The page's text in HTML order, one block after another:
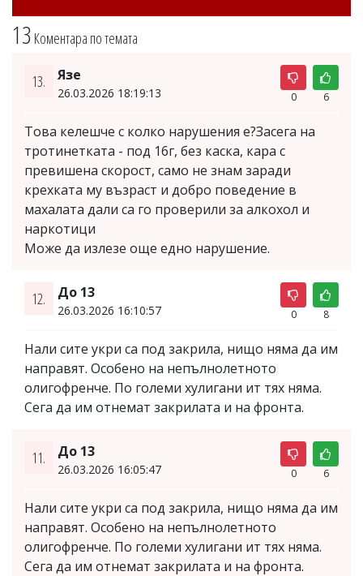
13 Коментара по темата
13. Язе
26.03.2026 18:19:13 0 6
Това келешче с колко нарушения е?Засега на
тротинетката - под 16г, без каска, кара с
превишена скорост, само не знам заради
крехката му възраст и добро поведение в
махалата дали са го проверили за алкохол и
наркотици
Може да излезе още едно нарушение.
12. До 13
26.03.2026 16:10:57 0 8
Нали сите укри са под закрила, нищо няма да им
направят. Особено на непълнолетното
олигофренче. По големи хулигани ит тях няма.
Сега да им отнемат закрилата и на фронта.
11. До 13
26.03.2026 16:05:47 0 6
Нали сите укри са под закрила, нищо няма да им
направят. Особено на непълнолетното
олигофренче. По големи хулигани ит тях няма.
Сега да им отнемат закрилата и на фронта.